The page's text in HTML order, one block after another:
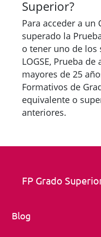
Superior?
Para acceder a un
superado la
o tener uno de
LOGSE, Prueba
mayores de 25
Formativos de
equivalente o
anteriores.
FP Grado
Blog